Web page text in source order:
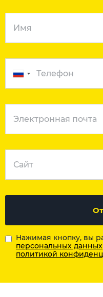
Нажимая кнопку, вы
персональных данных
политикой